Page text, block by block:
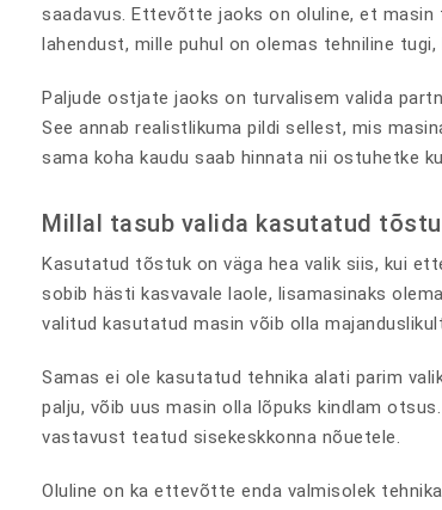
saadavus. Ettevõtte jaoks on oluline, et
lahendust, mille puhul on olemas tehniline
Paljude ostjate jaoks on turvalisem valida
See annab realistlikuma pildi sellest, mis
sama koha kaudu saab hinnata nii ostuhetke
Millal tasub valida kasutatud
Kasutatud tõstuk on väga hea valik siis, kui
sobib hästi kasvavale laole, lisamasinaks
valitud kasutatud masin võib olla
Samas ei ole kasutatud tehnika alati parim
palju, võib uus masin olla lõpuks kindlam
vastavust teatud sisekeskkonna nõuetele.
Oluline on ka ettevõtte enda valmisolek